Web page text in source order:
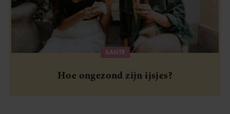
SANTE
Hoe ongezond zijn ijsjes?